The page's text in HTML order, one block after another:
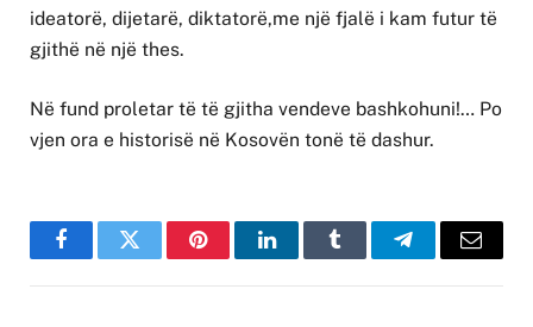
ideatorë, dijetarë, diktatorë,me një fjalë i kam futur të
gjithë në një thes.
Në fund proletar të të gjitha vendeve bashkohuni!… Po
vjen ora e historisë në Kosovën tonë të dashur.
FacebookTwitter PinterestLinkedInTumblr TelegramEmail